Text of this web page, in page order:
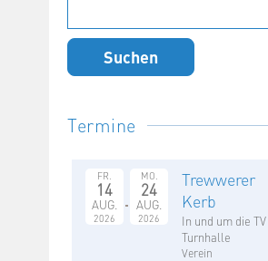
nach:
Termine
FR.
14
AUG.
2026
MO.
24
AUG.
2026
Trewwerer
Kerb
In und um die TV
Turnhalle
Verein